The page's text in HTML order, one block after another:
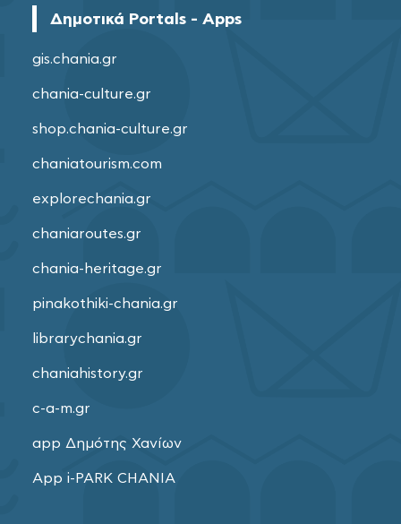
Δημοτικά Portals - Apps
gis.chania.gr
chania-culture.gr
shop.chania-culture.gr
chaniatourism.com
explorechania.gr
chaniaroutes.gr
chania-heritage.gr
pinakothiki-chania.gr
librarychania.gr
chaniahistory.gr
c-a-m.gr
app Δημότης Χανίων
App i-PARK CHANIA